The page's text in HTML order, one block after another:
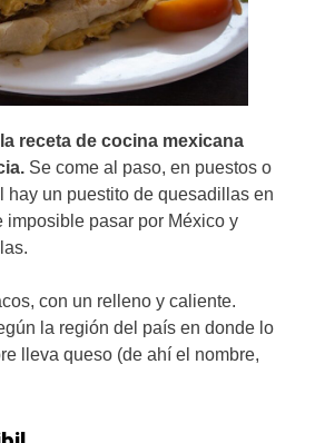
receta de cocina mexicana
Se come al paso, en puestos o
hay un puestito de quesadillas en
imposible pasar por México y
con un relleno y caliente.
la región del país en donde lo
lleva queso (de ahí el nombre,